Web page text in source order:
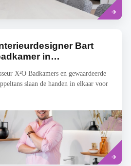
meer
Bart
in…
X²O Badkamers en gewaardeerde
slaan de handen in elkaar voor
Read
more